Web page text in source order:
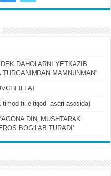
DAHOLARNI YETKAZIB
MAMNUNMAN”
ILLAT
fil eʼtiqod” asari asosida)
DIN, MUSHTARAK
BOGʻLAB TURADI”